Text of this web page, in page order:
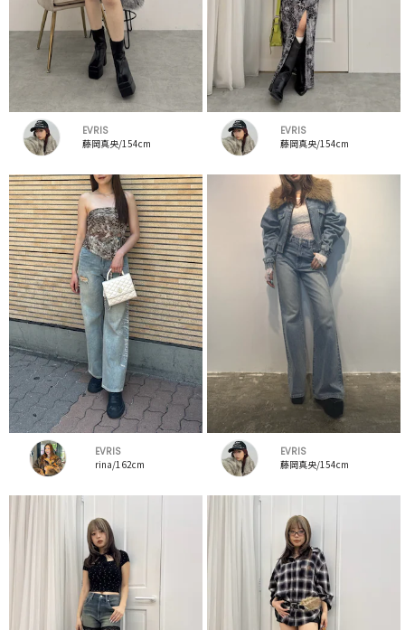
EVRIS
藤岡真央/154cm
EVRIS
藤岡真央/154cm
EVRIS
rina/162cm
EVRIS
藤岡真央/154cm